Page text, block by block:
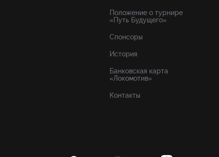
Положение о турнире
«Путь Будущего»
Спонсоры
История
Банковская карта
«Локомотив»
Контакты